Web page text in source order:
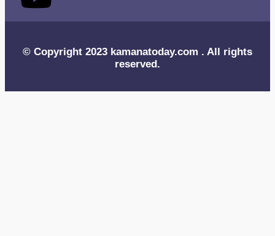
© Copyright 2023 kamanatoday.com . All rights
reserved.